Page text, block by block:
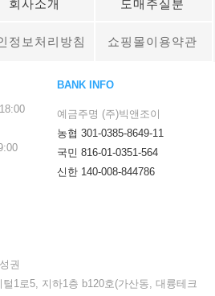
회사소개 도매주실분
정보처리방침 쇼핑몰이용약관
18:00
BANK INFO
예금주명 (주)빅앤조이
농협 301-0385-8649-11
국민 816-01-0351-564
신한 140-008-844786
권
1로5, 지하1층 b120호(가산동, 대륭테크